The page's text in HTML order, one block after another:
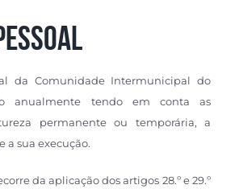
da Comunidade Intermunicipal do
anualmente tendo em conta as
permanente ou temporária, a
a sua execução.
da aplicação dos artigos 28.º e 29.º